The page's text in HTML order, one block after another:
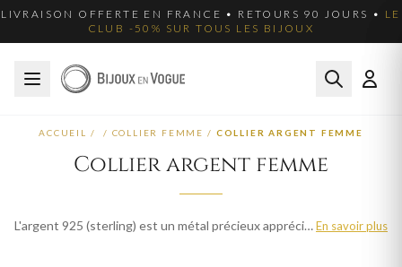
LIVRAISON OFFERTE EN FRANCE • RETOURS 90 JOURS • LE
CLUB -50% SUR TOUS LES BIJOUX
ACCUEIL / / COLLIER FEMME / COLLIER ARGENT FEMME
Collier argent femme
L'argent 925 (sterling) est un métal précieux apprécié pour son éclat blanc et sa polyvalence. Nos colliers en argent femme allient élégance classique et modernité, à des prix accessibles. Parcourez plus de 912 modèles pour femme et trouvez votre bijou idéal. Livraison offerte en France métropolitaine.En savoir plus